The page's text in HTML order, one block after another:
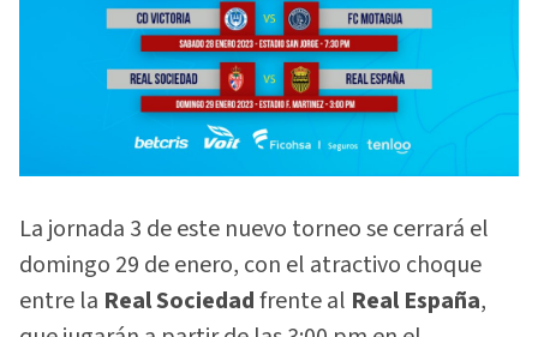
La jornada 3 de este nuevo torneo se cerrará el
domingo 29 de enero, con el atractivo choque
entre la Real Sociedadfrente al Real España,